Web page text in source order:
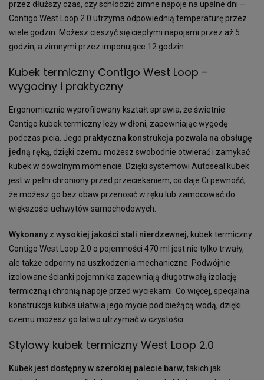
przez dłuższy czas, czy schłodzić zimne napoje na upalne dni –
Contigo West Loop 2.0 utrzyma odpowiednią temperaturę przez
wiele godzin. Możesz cieszyć się ciepłymi napojami przez aż 5
godzin, a zimnymi przez imponujące 12 godzin.
Kubek termiczny Contigo West Loop –
wygodny i praktyczny
Ergonomicznie wyprofilowany kształt sprawia, że świetnie
Contigo kubek termiczny leży w dłoni, zapewniając wygodę
podczas picia. Jego praktyczna konstrukcja pozwala na obsługę
jedną ręką, dzięki czemu możesz swobodnie otwierać i zamykać
kubek w dowolnym momencie. Dzięki systemowi Autoseal kubek
jest w pełni chroniony przed przeciekaniem, co daje Ci pewność,
że możesz go bez obaw przenosić w ręku lub zamocować do
większości uchwytów samochodowych.
Wykonany z wysokiej jakości stali nierdzewnej, kubek termiczny
Contigo West Loop 2.0 o pojemności 470 ml jest nie tylko trwały,
ale także odporny na uszkodzenia mechaniczne. Podwójnie
izolowane ścianki pojemnika zapewniają długotrwałą izolację
termiczną i chronią napoje przed wyciekami. Co więcej, specjalna
konstrukcja kubka ułatwia jego mycie pod bieżącą wodą, dzięki
czemu możesz go łatwo utrzymać w czystości.
Stylowy kubek termiczny West Loop 2.0
Kubek jest dostępny w szerokiej palecie barw, takich jak